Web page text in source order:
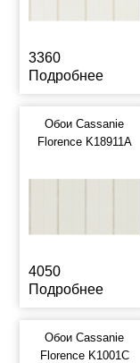
3360
Подробнее
Обои Cassanie
Florence K18911A
4050
Подробнее
Обои Cassanie
Florence K1001C